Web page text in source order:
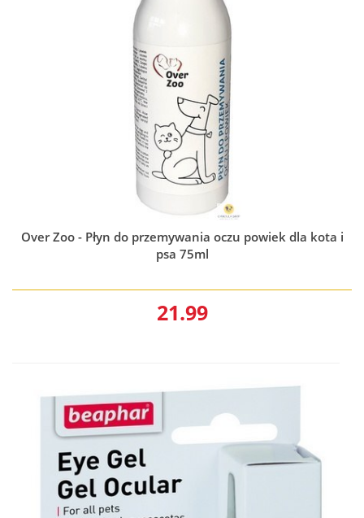
Over Zoo - Płyn do przemywania oczu powiek dla kota i
psa 75ml
21.99